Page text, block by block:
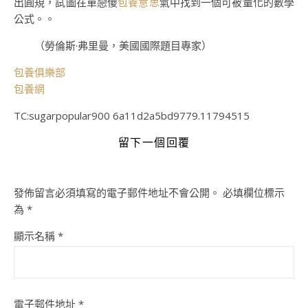
公式。。
（勞倫斯·弗里曼， 美國國際題目專家）
包養俱樂部
包養網
TC:sugarpopular900 6a11d2a5bd9779.11794515
留下一個回覆
發佈留言必須填寫的電子郵件地址不會公開。 必填欄位標示
為 *
顯示名稱 *
電子郵件地址 *